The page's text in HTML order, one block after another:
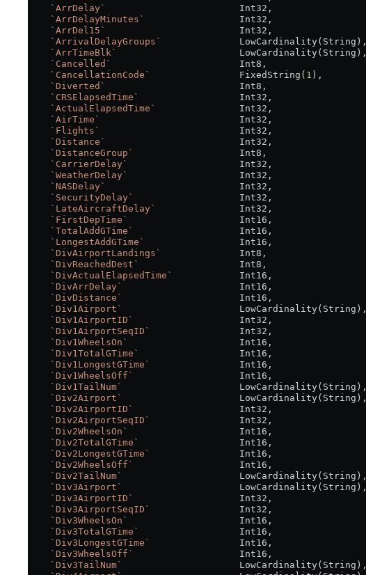
    `ArrDelay`
                        Int32,
    `ArrDelayMinutes`
                 Int32,
    `ArrDel15`
                        Int32,
    `ArrivalDelayGroups`
              LowCardinality(String),
    `ArrTimeBlk`
                      LowCardinality(String),
    `Cancelled`
                       Int8,
    `CancellationCode`
                FixedString(
1 ),
    `Diverted`
                        Int8,
    `CRSElapsedTime`
                  Int32,
    `ActualElapsedTime`
               Int32,
    `AirTime`
                         Int32,
    `Flights`
                         Int32,
    `Distance`
                        Int32,
    `DistanceGroup`
                   Int8,
    `CarrierDelay`
                    Int32,
    `WeatherDelay`
                    Int32,
    `NASDelay`
                        Int32,
    `SecurityDelay`
                   Int32,
    `LateAircraftDelay`
               Int32,
    `FirstDepTime`
                    Int16,
    `TotalAddGTime`
                   Int16,
    `LongestAddGTime`
                 Int16,
    `DivAirportLandings`
              Int8,
    `DivReachedDest`
                  Int8,
    `DivActualElapsedTime`
            Int16,
    `DivArrDelay`
                     Int16,
    `DivDistance`
                     Int16,
    `Div1Airport`
                     LowCardinality(String),
    `Div1AirportID`
                   Int32,
    `Div1AirportSeqID`
                Int32,
    `Div1WheelsOn`
                    Int16,
    `Div1TotalGTime`
                  Int16,
    `Div1LongestGTime`
                Int16,
    `Div1WheelsOff`
                   Int16,
    `Div1TailNum`
                     LowCardinality(String),
    `Div2Airport`
                     LowCardinality(String),
    `Div2AirportID`
                   Int32,
    `Div2AirportSeqID`
                Int32,
    `Div2WheelsOn`
                    Int16,
    `Div2TotalGTime`
                  Int16,
    `Div2LongestGTime`
                Int16,
    `Div2WheelsOff`
                   Int16,
    `Div2TailNum`
                     LowCardinality(String),
    `Div3Airport`
                     LowCardinality(String),
    `Div3AirportID`
                   Int32,
    `Div3AirportSeqID`
                Int32,
    `Div3WheelsOn`
                    Int16,
    `Div3TotalGTime`
                  Int16,
    `Div3LongestGTime`
                Int16,
    `Div3WheelsOff`
                   Int16,
    `Div3TailNum`
                     LowCardinality(String),